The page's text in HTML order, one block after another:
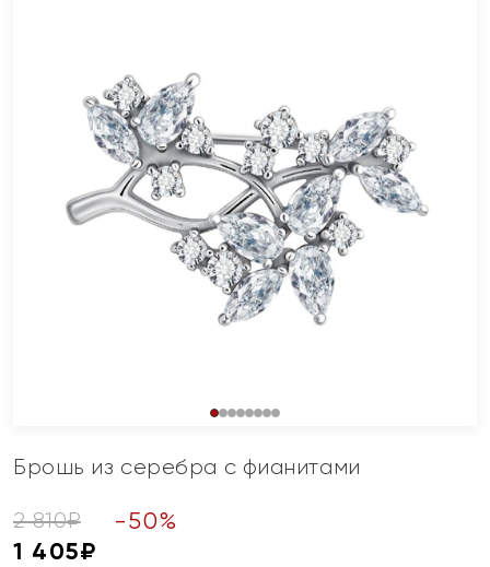
Брошь из серебра с фианитами
2 810₽ -50%
1 405₽